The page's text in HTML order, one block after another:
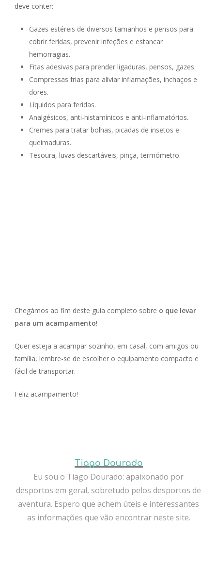
deve conter:
Gazes estéreis de diversos tamanhos e pensos para
cobrir feridas, prevenir infeções e estancar
hemorragias.
Fitas adesivas para prender ligaduras, pensos, gazes.
Compressas frias para aliviar inflamações, inchaços e
dores.
Líquidos para feridas.
Analgésicos, anti-histamínicos e anti-inflamatórios.
Cremes para tratar bolhas, picadas de insetos e
queimaduras.
Tesoura, luvas descartáveis, pinça, termómetro.
Chegámos ao fim deste guia completo sobre o que levar
para um acampamento!
Quer esteja a acampar sozinho, em casal, com amigos ou
família, lembre-se de escolher o equipamento compacto e
fácil de transportar.
Feliz acampamento!
Tiago Dourado
Eu sou o Tiago Dourado: apaixonado por
desportos em geral, sobretudo pelos desportos de
aventura. Espero que achem úteis e interessantes
as informações que vão encontrar neste site.